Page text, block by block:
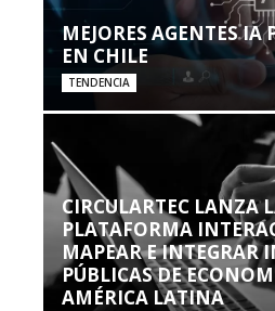
MEJORES AGENTES IA
EN CHILE
TENDENCIA
CIRCULARTEC LANZA
PLATAFORMA
MAPEAR E INTEGRAR
PÚBLICAS DE
AMÉRICA LATINA